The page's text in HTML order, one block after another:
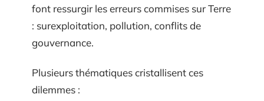
font ressurgir les erreurs commises sur Terre
: surexploitation, pollution, conflits de
gouvernance.
Plusieurs thématiques cristallisent ces
dilemmes :